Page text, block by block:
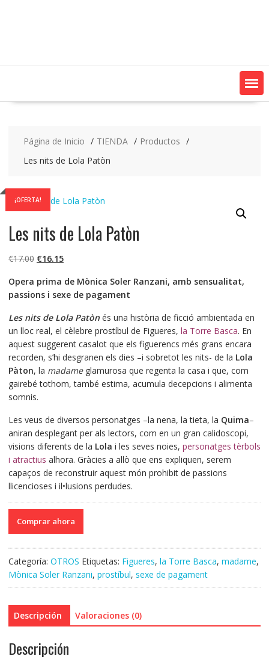
Página de Inicio TIENDA
Productos
Les nits de Lola Patòn
¡OFERTA!
Les nits de Lola Patòn
€17.00 El
original
era:
€16.15El
actual
es:
Opera prima de Mònica Soler Ranzani, amb sensualitat,
passions i sexe de pagament
Les nits de Lola Patònés una història de ficció ambientada en
un lloc real, el cèlebre prostíbul de Figueres, la Torre Basca. En
aquest suggerent casalot que els figuerencs més grans encara
recorden, s’hi desgranen els dies –i sobretot les nits- de la Lola
Pàton, la madameglamurosa que regenta la casa i que, com
gairebé tothom, també estima, acumula decepcions i alimenta
somnis.
Les veus de diversos personatges –la nena, la tieta, la Quima–
aniran desplegant per als lectors, com en un gran calidoscopi,
visions diferents de la Lola i les seves noies, personatges tèrbols
i atractius alhora. Gràcies a allò que ens expliquen, serem
capaços de reconstruir aquest món prohibit de passions
llicencioses i il•lusions perdudes.
Comprar ahora
Categoría: OTROS Etiquetas: Figueres, la Torre Basca, madame,
Mònica Soler Ranzani, prostíbul, sexe de pagament
Descripción Valoraciones (0)
Descripción